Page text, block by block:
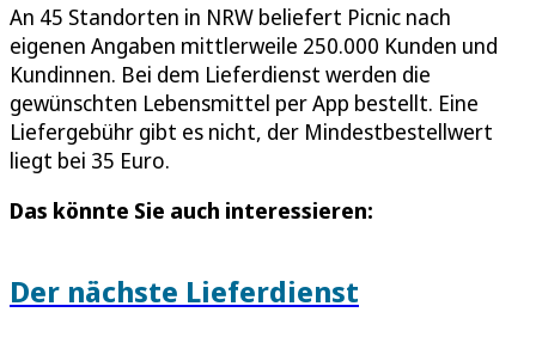
An 45 Standorten in NRW beliefert Picnic nach
eigenen Angaben mittlerweile 250.000 Kunden und
Kundinnen. Bei dem Lieferdienst werden die
gewünschten Lebensmittel per App bestellt. Eine
Liefergebühr gibt es nicht, der Mindestbestellwert
liegt bei 35 Euro.
Das könnte Sie auch interessieren:
Der nächste Lieferdienst